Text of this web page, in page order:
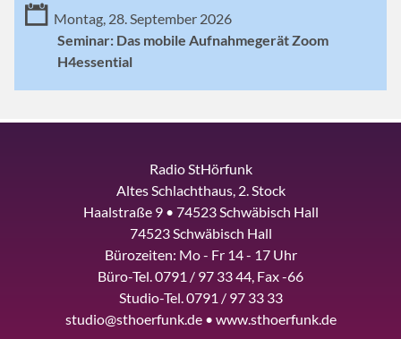
Montag, 28. September 2026
Seminar: Das mobile Aufnahmegerät Zoom
H4essential
Radio StHörfunk
Altes Schlachthaus, 2. Stock
Haalstraße 9 • 74523 Schwäbisch Hall
74523 Schwäbisch Hall
Bürozeiten: Mo - Fr 14 - 17 Uhr
Büro-Tel. 0791 / 97 33 44, Fax -66
Studio-Tel. 0791 / 97 33 33
studio@sthoerfunk.de • www.sthoerfunk.de